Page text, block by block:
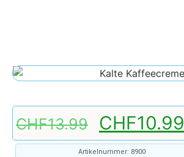
CHF13.99 CHF10.99
Artikelnummer: 8900